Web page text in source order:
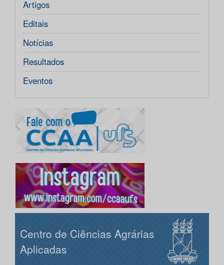
Artigos
Editais
Notícias
Resultados
Eventos
Centro de Ciências Agrárias
Aplicadas